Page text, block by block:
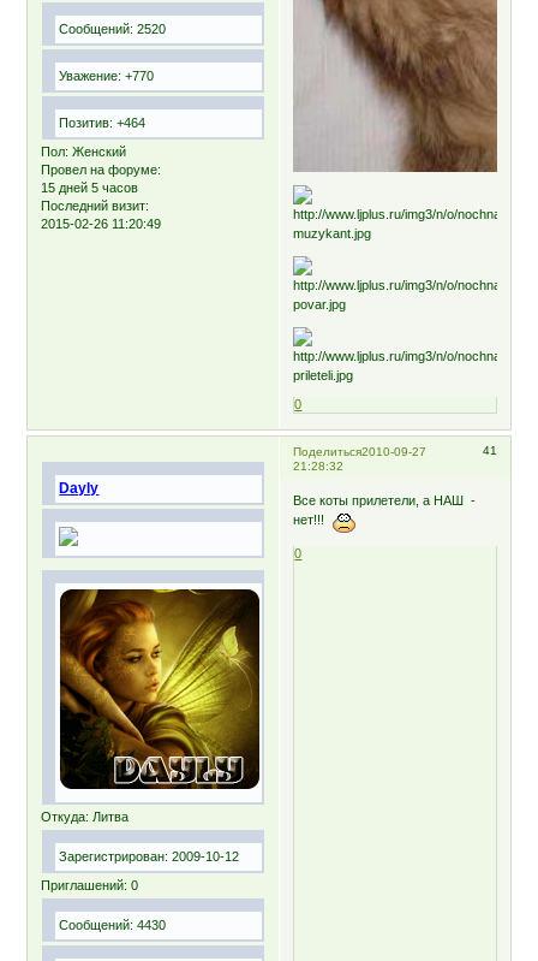
Сообщений: 2520
Уважение: +770
Позитив: +464
Пол: Женский
Провел на форуме:
15 дней 5 часов
Последний визит:
2015-02-26 11:20:49
0
Поделиться 41
2010-09-27
21:28:32
Dayly
Откуда: Литва
Зарегистрирован: 2009-10-12
Приглашений: 0
Сообщений: 4430
Все коты прилетели, а НАШ -
нет!!!
0